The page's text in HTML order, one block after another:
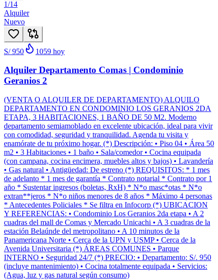
1/14
Alquiler
Nuevo
S/ 950 1059 hoy
Alquiler Departamento Comas | Condominio
Geranios 2
(VENTA O ALQUILER DE DEPARTAMENTO) ALQUILO
DEPARTAMENTO EN CONDOMINIO LOS GERANIOS 2DA
ETAPA, 3 HABITACIONES, 1 BAÑO DE 50 M2. Moderno
departamento semiamoblado en excelente ubicación, ideal para vivir
con comodidad, seguridad y tranquilidad. Agenda tu visita y
enamórate de tu próximo hogar. (*) Descripción: • Piso 04 • Área 50
m2 • 3 Habitaciones • 1 baño • Sala/comedor • Cocina equipada
(con campana, cocina encimera, muebles altos y bajos) • Lavandería
• Gas natural • Antigüedad: De estreno (*) REQUISITOS: * 1 mes
de adelanto * 1 mes de garantía * Contrato notarial * Contrato por 1
año * Sustentar ingresos (boletas, RxH) * N*o masc*otas * N*o
extran**jeros * N*o niños menores de 8 años * Máximo 4 personas
* Antecedentes Policiales * Se filtra en Infocorp (*) UBICACION
Y REFERENCIAS: • Condominio Los Geranios 2da etapa • A 2
cuadras del mall de Comas y Mercado Unicachi • A 3 cuadras de la
estación Belaúnde del metropolitano • A 10 minutos de la
Panamericana Norte • Cerca de la UPN y USMP • Cerca de la
Avenida Universitaria (*) ÁREAS COMUNES • Parque
INTERNO • Seguridad 24/7 (*) PRECIO: • Departamento: S/. 950
(incluye mantenimiento) • Cocina totalmente equipada • Servicios:
(Agua, luz y gas natural según consumo)